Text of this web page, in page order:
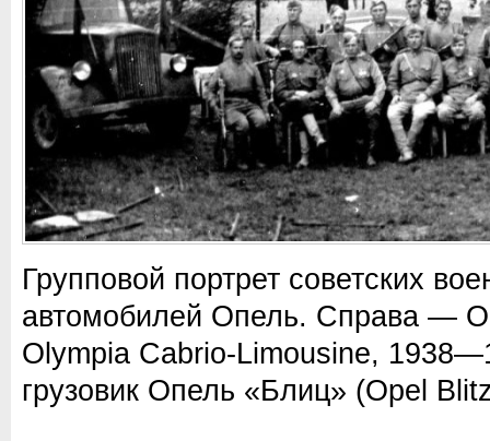
Групповой портрет советских
автомобилей Опель. Справа —
Olympia Cabrio-Limousine,
грузовик Опель «Блиц» (Opel